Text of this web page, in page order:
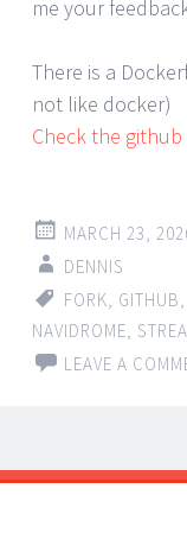
me your
There is a
not like docker)
Check the
MARCH 23,
DENNIS
FORK
GITHUB
NAVIDROME
LEAVE A